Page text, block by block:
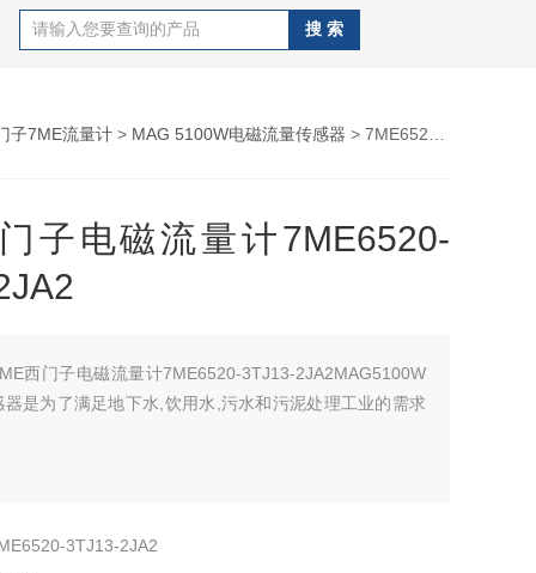
子7ME流量计 > MAG 5100W电磁流量传感器 > 7ME6520-3TJ13-2JA27ME西门子电磁流量计7ME6520-3TJ13-2JA2
子电磁流量计7ME6520-
西门子电磁流量计7ME6520-3TJ13-2JA2MAG5100W
器是为了满足地下水,饮用水,污水和污泥处理工业的需求
3TJ13-2JA2